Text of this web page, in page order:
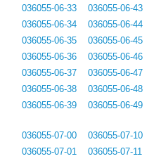
036055-06-33
036055-06-34
036055-06-35
036055-06-36
036055-06-37
036055-06-38
036055-06-39
036055-06-43
036055-06-44
036055-06-45
036055-06-46
036055-06-47
036055-06-48
036055-06-49
036055-07-00
036055-07-01
036055-07-10
036055-07-11